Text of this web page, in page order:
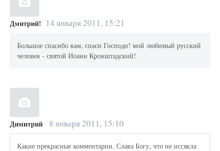
Дмитрий! 14 января 2011, 15:21
Большое спасибо вам, спаси Господи! мой любимый русский
человек - святой Иоанн Кронштадский!
Димитрий 8 января 2011, 15:10
Какие прекрасные комментарии. Слава Богу, что не иссякла